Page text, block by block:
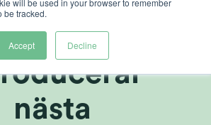
will be used in your browser to remember
be tracked.
Accept Decline
för att
nästa